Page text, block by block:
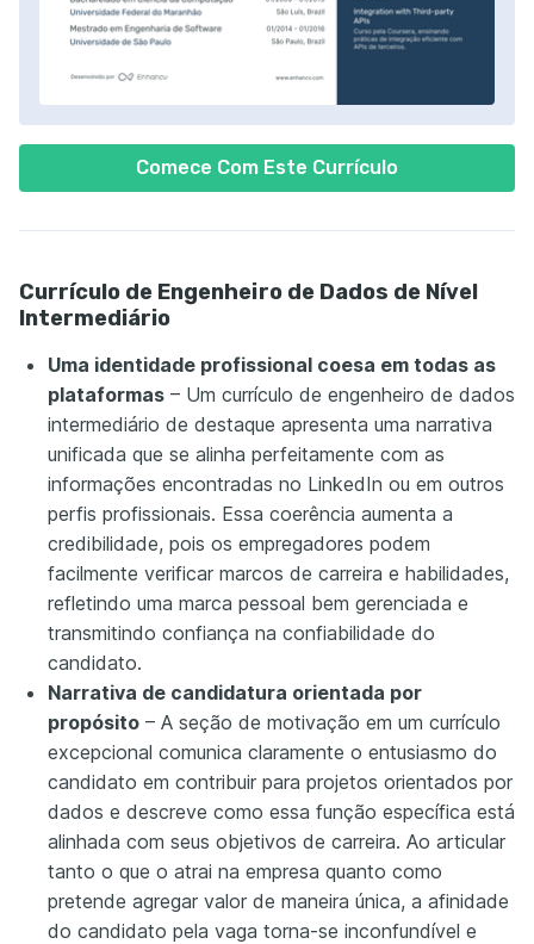
Comece Com Este Currículo
Currículo de Engenheiro de Dados de Nível
Intermediário
Uma identidade profissional coesa em todas as
plataformas – Um currículo de engenheiro de dados
intermediário de destaque apresenta uma narrativa
unificada que se alinha perfeitamente com as
informações encontradas no LinkedIn ou em outros
perfis profissionais. Essa coerência aumenta a
credibilidade, pois os empregadores podem
facilmente verificar marcos de carreira e habilidades,
refletindo uma marca pessoal bem gerenciada e
transmitindo confiança na confiabilidade do
candidato.
Narrativa de candidatura orientada por
propósito – A seção de motivação em um currículo
excepcional comunica claramente o entusiasmo do
candidato em contribuir para projetos orientados por
dados e descreve como essa função específica está
alinhada com seus objetivos de carreira. Ao articular
tanto o que o atrai na empresa quanto como
pretende agregar valor de maneira única, a afinidade
do candidato pela vaga torna-se inconfundível e